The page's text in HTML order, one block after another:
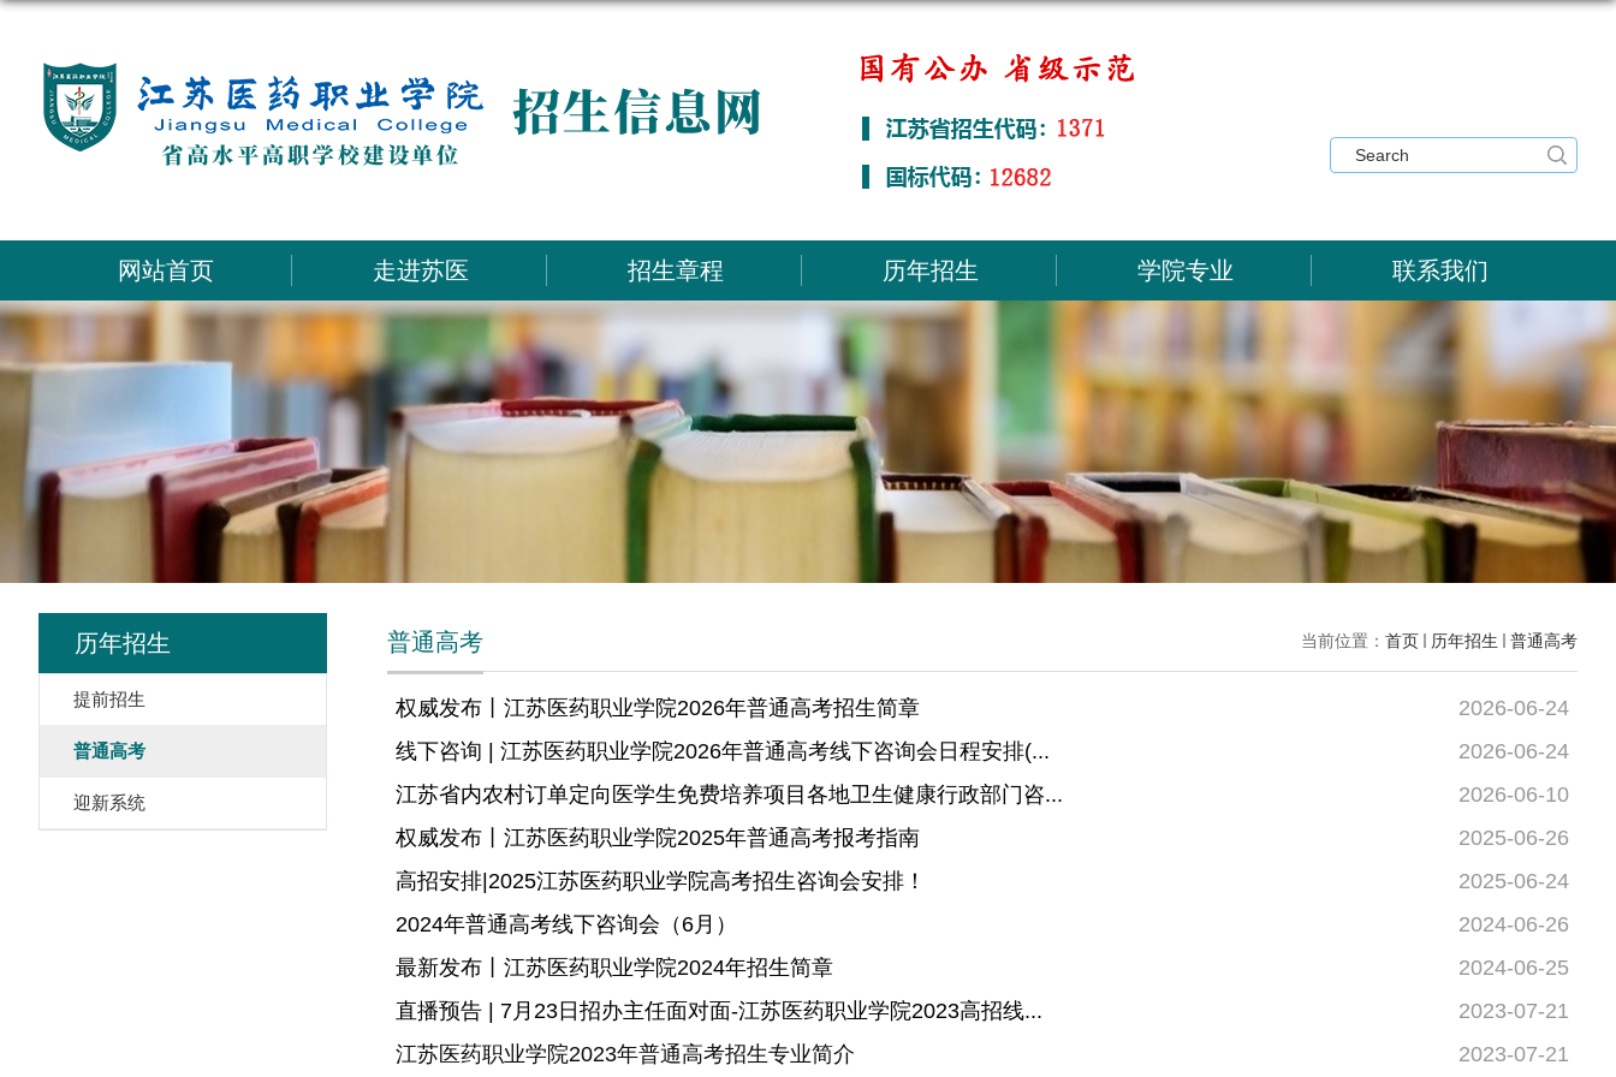
网站首页 走进苏医 招生章程 历年招生 学院专业 联系我们
历年招生
提前招生
普通高考
迎新系统
当前位置： 首页 历年招生 普通高考
普通高考
权威发布丨江苏医药职业学院2026年普通高考招生简章
2026-06-24
线下咨询 | 江苏医药职业学院2026年普通高考线下咨询会日程安排(...
2026-06-24
江苏省内农村订单定向医学生免费培养项目各地卫生健康行政部门咨...
2026-06-10
权威发布丨江苏医药职业学院2025年普通高考报考指南
2025-06-26
高招安排|2025江苏医药职业学院高考招生咨询会安排！
2025-06-24
2024年普通高考线下咨询会（6月）
2024-06-26
最新发布丨江苏医药职业学院2024年招生简章
2024-06-25
直播预告 | 7月23日招办主任面对面-江苏医药职业学院2023高招线...
2023-07-21
江苏医药职业学院2023年普通高考招生专业简介
2023-07-21